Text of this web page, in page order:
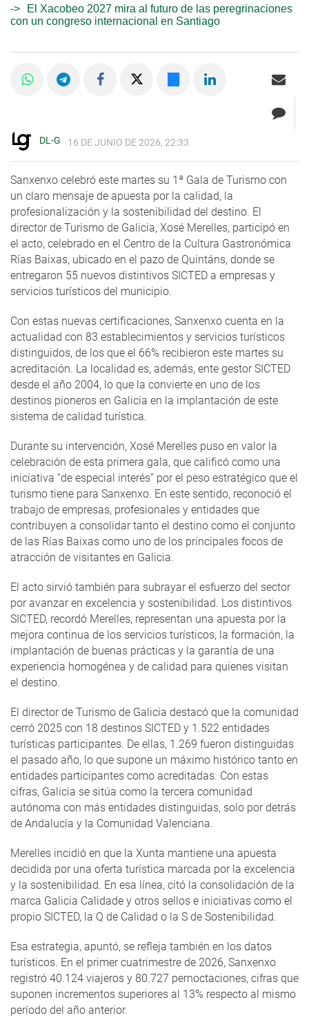
El Xacobeo 2027 mira al futuro de las peregrinaciones
con un congreso internacional en Santiago
DL-G 16 DE JUNIO DE 2026, 22:33
Sanxenxo celebró este martes su 1ª Gala de Turismo con
un claro mensaje de apuesta por la calidad, la
profesionalización y la sostenibilidad del destino. El
director de Turismo de Galicia, Xosé Merelles, participó en
el acto, celebrado en el Centro de la Cultura Gastronómica
Rías Baixas, ubicado en el pazo de Quintáns, donde se
entregaron 55 nuevos distintivos SICTED a empresas y
servicios turísticos del municipio.
Con estas nuevas certificaciones, Sanxenxo cuenta en la
actualidad con 83 establecimientos y servicios turísticos
distinguidos, de los que el 66% recibieron este martes su
acreditación. La localidad es, además, ente gestor SICTED
desde el año 2004, lo que la convierte en uno de los
destinos pioneros en Galicia en la implantación de este
sistema de calidad turística.
Durante su intervención, Xosé Merelles puso en valor la
celebración de esta primera gala, que calificó como una
iniciativa “de especial interés” por el peso estratégico que el
turismo tiene para Sanxenxo. En este sentido, reconoció el
trabajo de empresas, profesionales y entidades que
contribuyen a consolidar tanto el destino como el conjunto
de las Rías Baixas como uno de los principales focos de
atracción de visitantes en Galicia.
El acto sirvió también para subrayar el esfuerzo del sector
por avanzar en excelencia y sostenibilidad. Los distintivos
SICTED, recordó Merelles, representan una apuesta por la
mejora continua de los servicios turísticos, la formación, la
implantación de buenas prácticas y la garantía de una
experiencia homogénea y de calidad para quienes visitan
el destino.
El director de Turismo de Galicia destacó que la comunidad
cerró 2025 con 18 destinos SICTED y 1.522 entidades
turísticas participantes. De ellas, 1.269 fueron distinguidas
el pasado año, lo que supone un máximo histórico tanto en
entidades participantes como acreditadas. Con estas
cifras, Galicia se sitúa como la tercera comunidad
autónoma con más entidades distinguidas, solo por detrás
de Andalucía y la Comunidad Valenciana.
Merelles incidió en que la Xunta mantiene una apuesta
decidida por una oferta turística marcada por la excelencia
y la sostenibilidad. En esa línea, citó la consolidación de la
marca Galicia Calidade y otros sellos e iniciativas como el
propio SICTED, la Q de Calidad o la S de Sostenibilidad.
Esa estrategia, apuntó, se refleja también en los datos
turísticos. En el primer cuatrimestre de 2026, Sanxenxo
registró 40.124 viajeros y 80.727 pernoctaciones, cifras que
suponen incrementos superiores al 13% respecto al mismo
período del año anterior.